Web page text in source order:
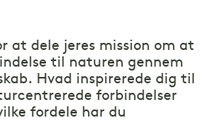
at dele jeres mission om at
til naturen gennem
Hvad inspirerede dig til
forbindelser
fordele har du